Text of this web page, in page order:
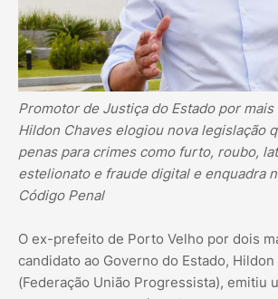
Promotor de Justiça do Estado por mais
Hildon Chaves elogiou nova legislação
penas para crimes como furto, roubo,
estelionato e fraude digital e enquadra
Código Penal
O ex-prefeito de Porto Velho por dois
candidato ao Governo do Estado, Hildon
(Federação União Progressista), emitiu